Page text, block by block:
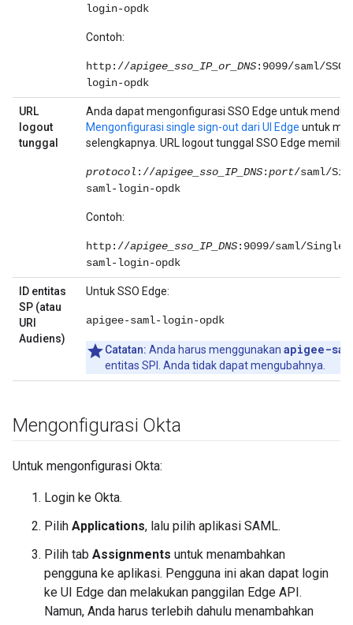
login-opdk
Contoh:
http://apigee_sso_IP_or_DNS:9099/saml/
login-opdk
URL
logout
tunggal
Anda dapat mengonfigurasi SSO Edge untuk
Mengonfigurasi single sign-out dari UI Edge untuk
selengkapnya. URL logout tunggal SSO Edge
protocol ://apigee_sso_IP_DNS:port/saml/
saml-login-opdk
Contoh:
http://apigee_sso_IP_DNS:9099/saml/
saml-login-opdk
ID entitas
SP (atau
URI
Audiens)
Untuk SSO Edge:
apigee-saml-login-opdk
Catatan: Anda harus menggunakan apigee-
entitas SPI. Anda tidak dapat mengubahnya.
Mengonfigurasi Okta
Untuk mengonfigurasi Okta:
Login ke Okta.
Pilih Applications, lalu pilih aplikasi SAML.
Pilih tab Assignments untuk menambahkan
pengguna ke aplikasi. Pengguna ini akan dapat login
ke UI Edge dan melakukan panggilan Edge API.
Namun, Anda harus terlebih dahulu menambahkan